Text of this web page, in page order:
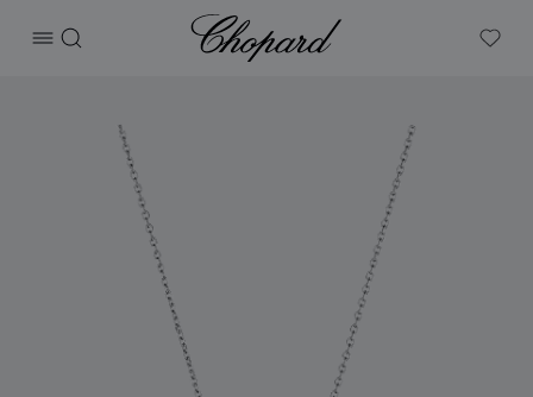
打开菜单
搜索
Chopard
My